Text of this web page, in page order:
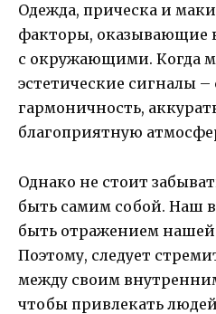
Одежда, прическа и
факторы, оказывающие
с окружающими. Когда
эстетические сигналы –
гармоничность,
благоприятную
Однако не стоит
быть самим собой. Наш
быть отражением
Поэтому, следует
между своим
чтобы привлекать